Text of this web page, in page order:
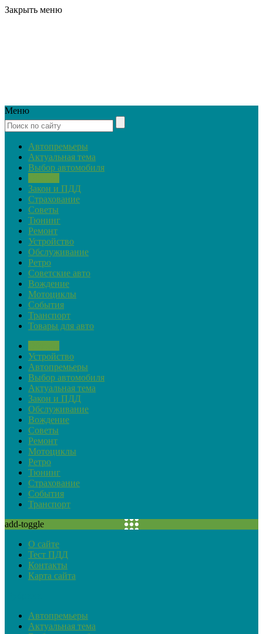
Закрыть меню
Меню
Автопремьеры
Актуальная тема
Выбор автомобиля
Закон и ПДД
Страхование
Советы
Тюнинг
Ремонт
Устройство
Обслуживание
Ретро
Советские авто
Вождение
Мотоциклы
События
Транспорт
Товары для авто
Устройство
Автопремьеры
Выбор автомобиля
Актуальная тема
Закон и ПДД
Обслуживание
Вождение
Советы
Ремонт
Мотоциклы
Ретро
Тюнинг
Страхование
События
Транспорт
add-toggle
О сайте
Тест ПДД
Контакты
Карта сайта
Автопремьеры
Актуальная тема